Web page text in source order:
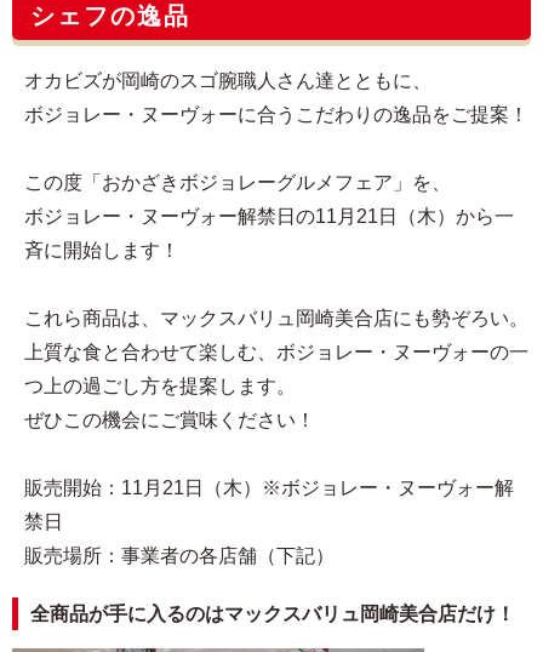
シェフの逸品
オカビズが岡崎のスゴ腕職人さん達とともに、
ボジョレー・ヌーヴォーに合うこだわりの逸品をご提案！
この度「おかざきボジョレーグルメフェア」を、
ボジョレー・ヌーヴォー解禁日の11月21日（木）から一
斉に開始します！
これら商品は、マックスバリュ岡崎美合店にも勢ぞろい。
上質な食と合わせて楽しむ、ボジョレー・ヌーヴォーの一
つ上の過ごし方を提案します。
ぜひこの機会にご賞味ください！
販売開始：11月21日（木）※ボジョレー・ヌーヴォー解
禁日
販売場所：事業者の各店舗（下記）
全商品が手に入るのはマックスバリュ岡崎美合店だけ！